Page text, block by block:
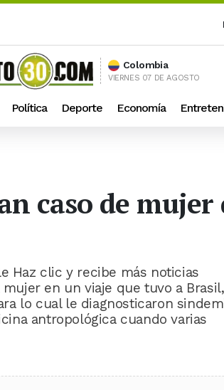
Colombia
VIERNES 07 DE AGOSTO
Política Deporte Economía
caso de
Haz clic y recibe más noticias
en un viaje que tuvo a Brasil,
lo cual le diagnosticaron
antropológica cuando varias